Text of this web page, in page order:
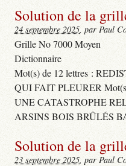
Solution de la
24 septembre 2025, par Paul
Grille No 7000 Moyen
Dictionnaire
Mot(s) de 12 lettres :
QUI FAIT PLEURER
UNE CATASTROPHE
ARSINS BOIS BRÛLÉS
Solution de la
23 septembre 2025, par Paul